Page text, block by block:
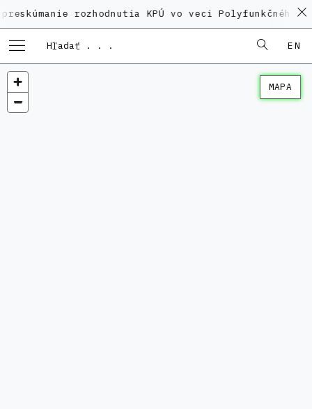
rozhodnutia KPÚ vo veci Polyfunkčného domu na
EN
MAPA